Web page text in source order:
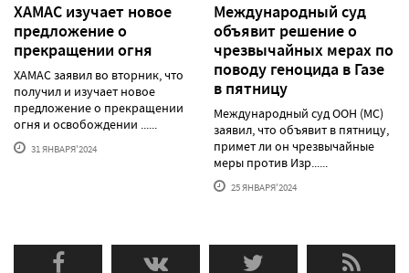
ХАМАС изучает новое
предложение о
прекращении огня
ХАМАС заявил во вторник, что
получил и изучает новое
предложение о прекращении
огня и освобождении ......
31 ЯНВАРЯ'2024
Международный суд
объявит решение о
чрезвычайных мерах по
поводу геноцида в Газе
в пятницу
Международный суд ООН (МС)
заявил, что объявит в пятницу,
примет ли он чрезвычайные
меры против Изр......
25 ЯНВАРЯ'2024